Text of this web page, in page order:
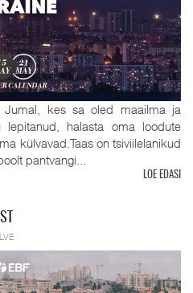
kes sa oled maailma ja
halasta oma loodute
külvavad.Taas on tsiviilelanikud
pantvangi...
LOE EDASI